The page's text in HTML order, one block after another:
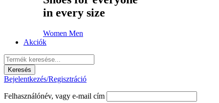
in every size
Women Men
Akciók
Bejelentkezés/Regisztráció
Felhasználónév, vagy e-mail cím